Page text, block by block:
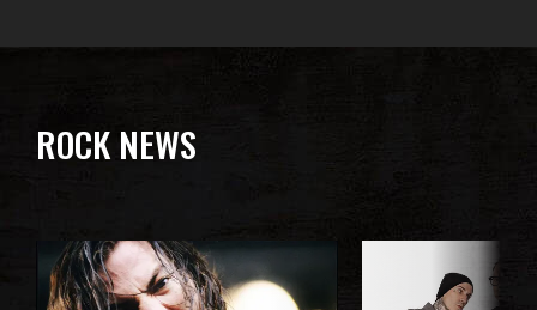
ROCK NEWS